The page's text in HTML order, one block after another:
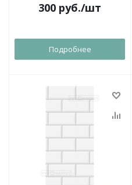
300 руб./шт
Подробнее